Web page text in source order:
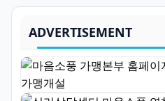
ADVERTISEMENT